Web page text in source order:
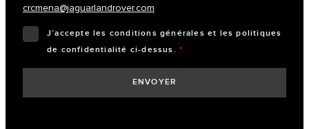
crcmena@jaguarlandrover.com
J’accepte les conditions générales et les politiques
de confidentialité ci-dessus. *